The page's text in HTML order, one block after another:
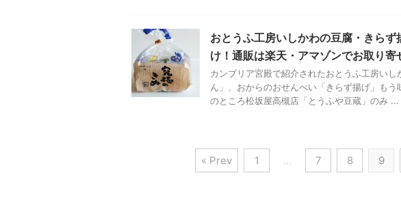
おとうふ工房いしかわの豆腐・きら
け！通販は楽天・アマゾンでお取り寄
カンブリア宮殿で紹介されたおとうふ工房い
ん」、おからのおせんべい「きらず揚げ」も
のところ松坂屋高槻店「とうふや豆蔵」のみ ...
« Prev 1 … 7 8 9